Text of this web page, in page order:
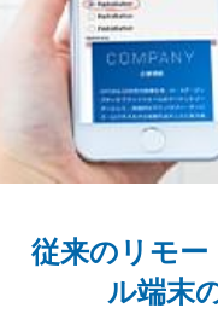
従来のリモ
ル端末